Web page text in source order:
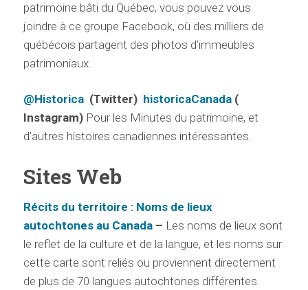
patrimoine bâti du Québec, vous pouvez vous
joindre à ce groupe Facebook, où des milliers de
québécois partagent des photos d’immeubles
patrimoniaux.
@Historica (Twitter) historicaCanada(
Instagram) Pour les Minutes du patrimoine, et
d’autres histoires canadiennes intéressantes.
Sites Web
Récits du territoire : Noms de lieux
autochtones au Canada – Les noms de lieux sont
le reflet de la culture et de la langue, et les noms sur
cette carte sont reliés ou proviennent directement
de plus de 70 langues autochtones différentes.